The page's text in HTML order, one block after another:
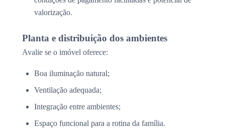
valorização.
Planta e distribuição dos ambientes
Avalie se o imóvel oferece:
Boa iluminação natural;
Ventilação adequada;
Integração entre ambientes;
Espaço funcional para a rotina da família.